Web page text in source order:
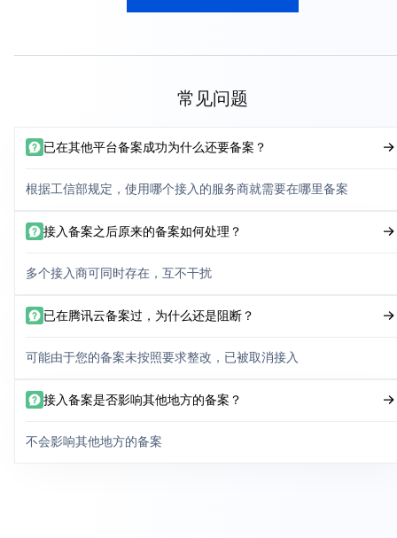
常见问题
已在其他平台备案成功为什么还要备案？
根据工信部规定，使用哪个接入的服务商就需要在哪里备案
接入备案之后原来的备案如何处理？
多个接入商可同时存在，互不干扰
已在腾讯云备案过，为什么还是阻断？
可能由于您的备案未按照要求整改，已被取消接入
接入备案是否影响其他地方的备案？
不会影响其他地方的备案